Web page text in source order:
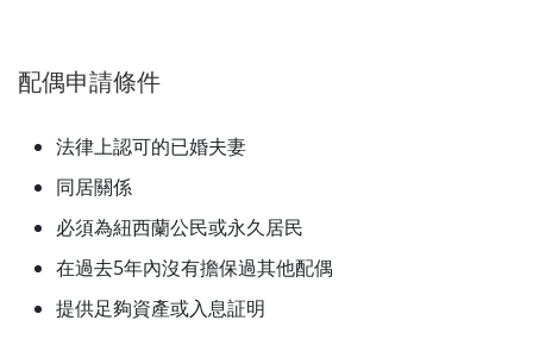
配偶申請條件
法律上認可的已婚夫妻
同居關係
必須為紐西蘭公民或永久居民
在過去5年內沒有擔保過其他配偶
提供足夠資產或入息証明